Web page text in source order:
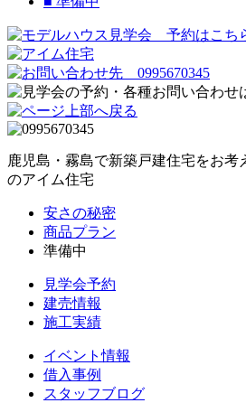
鹿児島・霧島で新築戸建住宅をお考
のアイム住宅
安さの秘密
商品プラン
準備中
見学会予約
建売情報
施工実績
イベント情報
借入事例
スタッフブログ